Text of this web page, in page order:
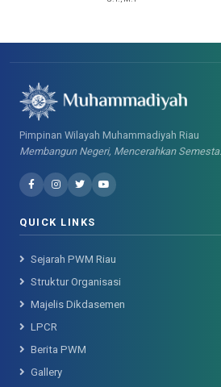
Pimpinan Wilayah Muhammadiyah Riau
Membangun Negeri, Mencerahkan Semesta.
QUICK LINKS
Sejarah PWM Riau
Struktur Organisasi
Majelis Dikdasemen
LPCR
Berita PWM
Gallery